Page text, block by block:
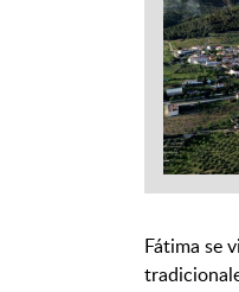
Fátima se